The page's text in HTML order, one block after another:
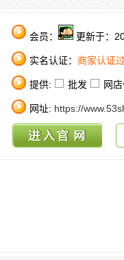
会员： 更新于：
实名认证： 商家认证
提供: 批发 网
网址: https://